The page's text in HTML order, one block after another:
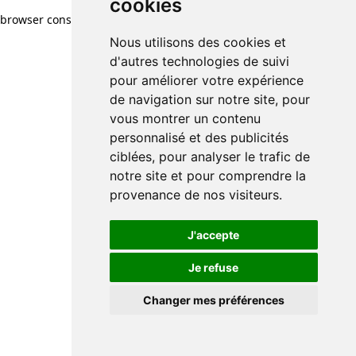
cookies
Nous utilisons des cookies et
d'autres technologies de suivi
pour améliorer votre expérience
de navigation sur notre site, pour
vous montrer un contenu
personnalisé et des publicités
ciblées, pour analyser le trafic de
notre site et pour comprendre la
provenance de nos visiteurs.
J'accepte
Je refuse
Changer mes préférences
browser console for more information)